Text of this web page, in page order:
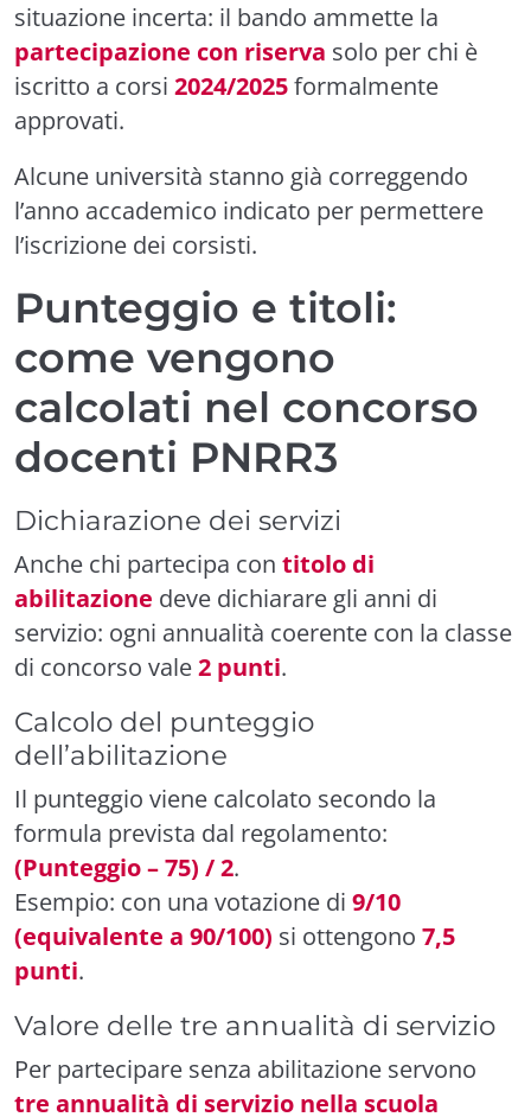
situazione incerta: il bando ammette la
partecipazione con riserva solo per chi è
iscritto a corsi 2024/2025formalmente
approvati.
Alcune università stanno già correggendo
l’anno accademico indicato per permettere
l’iscrizione dei corsisti.
Punteggio e titoli:
come vengono
calcolati nel concorso
docenti PNRR3
Dichiarazione dei servizi
Anche chi partecipa con titolo di
abilitazione deve dichiarare gli anni di
servizio: ogni annualità coerente con la classe
di concorso vale2 punti.
Calcolo del punteggio
dell’abilitazione
Il punteggio viene calcolato secondo la
formula prevista dal regolamento:
(Punteggio – 75) / 2.
Esempio: con una votazione di 9/10
(equivalente a 90/100) si ottengono 7,5
punti.
Valore delle tre annualità di servizio
Per partecipare senza abilitazione servono
tre annualità di servizio nella scuola